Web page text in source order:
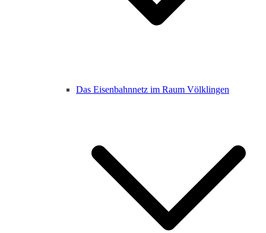
Das Eisenbahnnetz im Raum Völklingen